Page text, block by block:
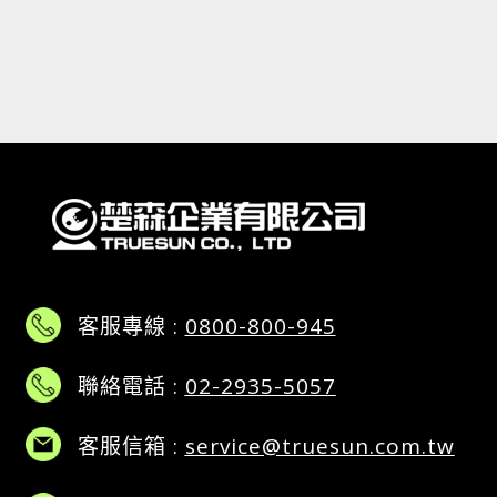
客服專線 : 0800-800-945
聯絡電話 : 02-2935-5057
客服信箱 : service@truesun.com.tw